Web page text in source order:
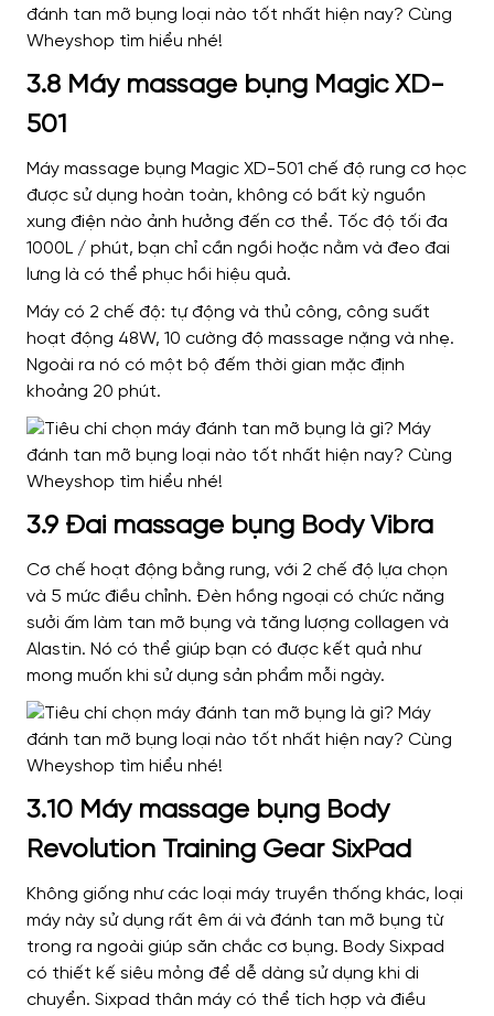
3.8 Máy massage bụng Magic XD-
501
Máy massage bụng Magic XD-501 chế độ rung cơ học
được sử dụng hoàn toàn, không có bất kỳ nguồn
xung điện nào ảnh hưởng đến cơ thể. Tốc độ tối đa
1000L / phút, bạn chỉ cần ngồi hoặc nằm và đeo đai
lưng là có thể phục hồi hiệu quả.
Máy có 2 chế độ: tự động và thủ công, công suất
hoạt động 48W, 10 cường độ massage nặng và nhẹ.
Ngoài ra nó có một bộ đếm thời gian mặc định
khoảng 20 phút.
3.9 Đai massage bụng Body Vibra
Cơ chế hoạt động bằng rung, với 2 chế độ lựa chọn
và 5 mức điều chỉnh. Đèn hồng ngoại có chức năng
sưởi ấm làm tan mỡ bụng và tăng lượng collagen và
Alastin. Nó có thể giúp bạn có được kết quả như
mong muốn khi sử dụng sản phẩm mỗi ngày.
3.10 Máy massage bụng Body
Revolution Training Gear SixPad
Không giống như các loại máy truyền thống khác, loại
máy này sử dụng rất êm ái và đánh tan mỡ bụng từ
trong ra ngoài giúp săn chắc cơ bụng. Body Sixpad
có thiết kế siêu mỏng để dễ dàng sử dụng khi di
chuyển. Sixpad thân máy có thể tích hợp và điều